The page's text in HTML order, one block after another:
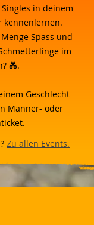
in deinem
kennenlernen.
Spass und
im
💑.
Geschlecht
Männer- oder
Zu allen Events.